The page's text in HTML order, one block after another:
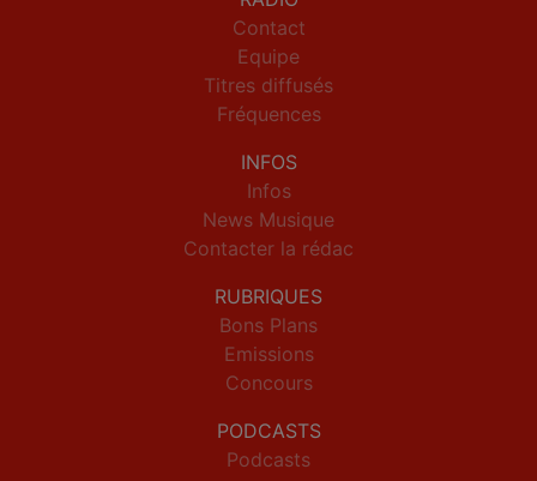
Contact
Equipe
Titres diffusés
Fréquences
INFOS
Infos
News Musique
Contacter la rédac
RUBRIQUES
Bons Plans
Emissions
Concours
PODCASTS
Podcasts